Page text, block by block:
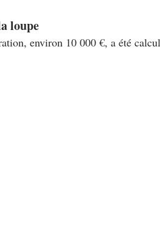
loupe
environ 10 000 €, a été